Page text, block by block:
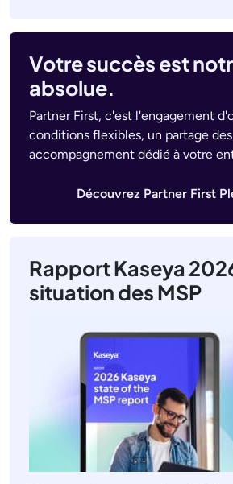
Votre succès est
absolue.
Partner First, c'est l'engagement
conditions flexibles, un partage
accompagnement dédié à votre
Découvrez Partner First
Rapport Kaseya
situation des MSP